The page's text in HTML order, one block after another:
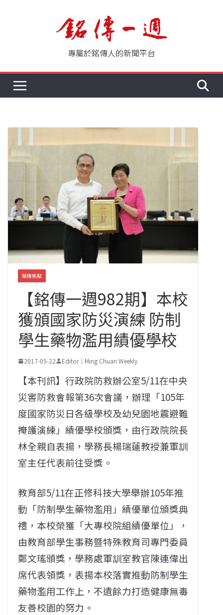
專屬於銘傳人的新聞平台
銘傳焦點
【銘傳一週982期】本校
獲頒國家防災演練 防制
學生藥物濫用績優學校
2017-05-22 Editor｜Ming Chuan Weekly
【本刊訊】行政院防救辦公室5/11在中央
災害防救會報第36次會議，辦理「105年
度國家防災日各級學校及幼兒園地震避難
掩護演練」績優學校頒獎，由行政院院長
林全親自表揚，學務長楊瑞蓮教授兼軍訓
室主任代表前往受獎。
教育部5/11在正修科技大學舉辦105年推
動「防制學生藥物濫用」績優單位頒獎典
禮，本校榮獲「大專校院組績優單位」，
由教育部學生事務暨特殊教育司專門委員
鄭文瑤頒獎，學務處軍訓室教官陳連偉出
席代表領獎，表揚本校落實推動防制學生
藥物濫用工作上，不遺餘力打造健康無毒
友善校園的努力。